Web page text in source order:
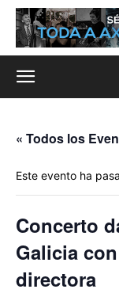
« Todos los
Este evento ha
Concerto
Galicia
directora